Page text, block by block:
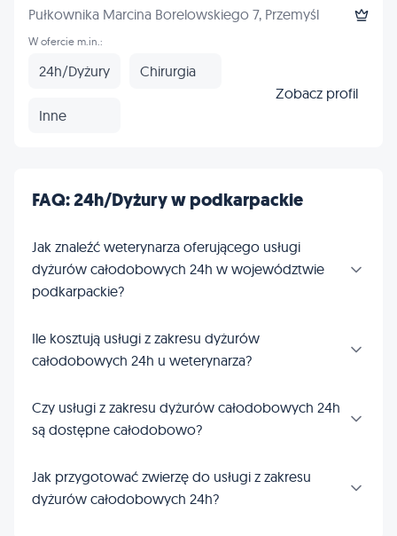
Pułkownika Marcina Borelowskiego 7, Przemyśl
W ofercie m.in.:
24h/Dyżury Chirurgia
Inne
Zobacz profil
FAQ: 24h/Dyżury w podkarpackie
Jak znaleźć weterynarza oferującego usługi
dyżurów całodobowych 24h w województwie
podkarpackie?
Ile kosztują usługi z zakresu dyżurów
całodobowych 24h u weterynarza?
Czy usługi z zakresu dyżurów całodobowych 24h
są dostępne całodobowo?
Jak przygotować zwierzę do usługi z zakresu
dyżurów całodobowych 24h?